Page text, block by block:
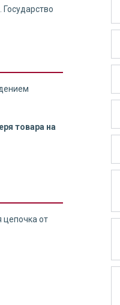
Государство
товара на
цепочка от